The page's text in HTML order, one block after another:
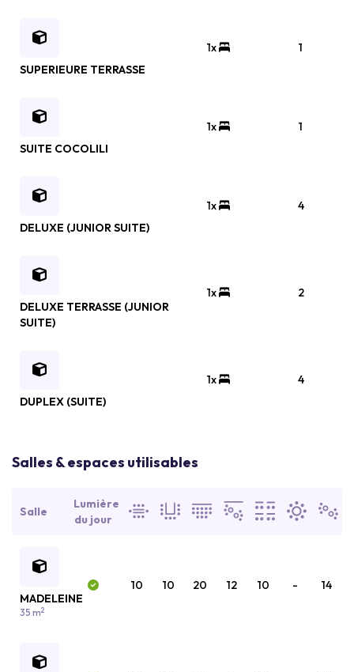
SUPERIEURE TERRASSE
1x 1
SUITE COCOLILI
1x 1
DELUXE (JUNIOR SUITE)
1x 4
DELUXE TERRASSE (JUNIOR
SUITE)
1x 2
DUPLEX (SUITE)
1x 4
Salles & espaces utilisables
Salle
Lumière
du jour
MADELEINE
35 m2
10 10 20 12 10 - 14